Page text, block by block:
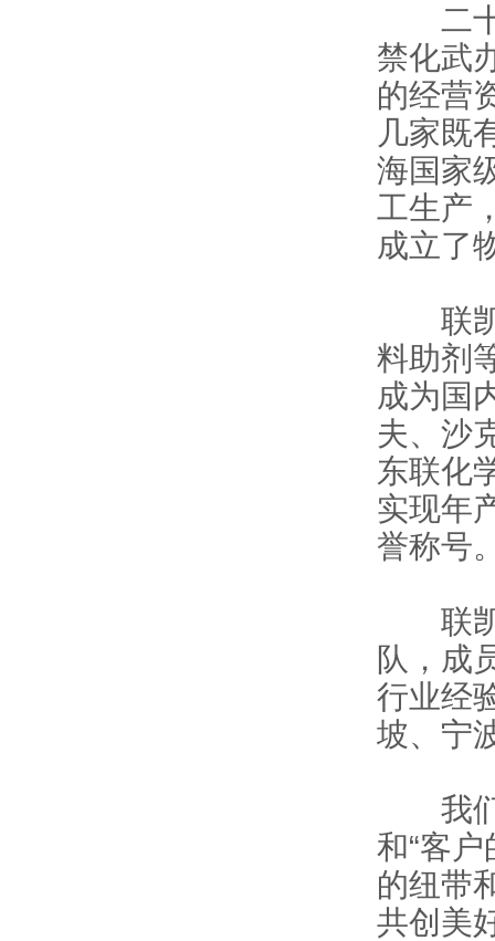
二十
禁化武
的经营
几家既
海国家
工生产
成立了
联凯
料助剂
成为国
夫、沙
东联化
实现年
誉称号
联
队，成
行业经
坡、宁
我们
和“客
的纽带
共创美